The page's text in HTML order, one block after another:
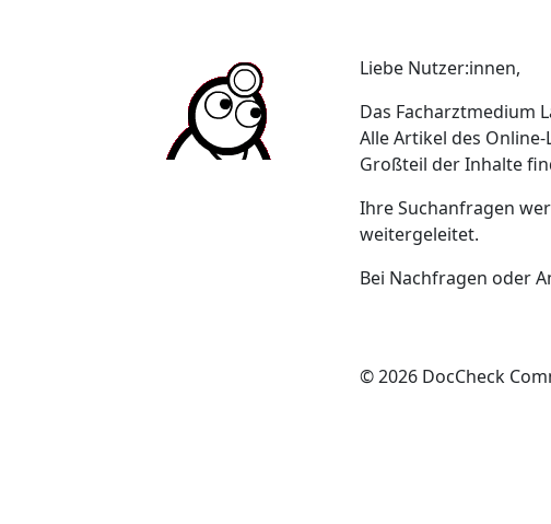
Liebe Nutzer:innen,
Das Facharztmedium
Alle Artikel des
Großteil der Inhalte
Ihre Suchanfragen
weitergeleitet.
Bei Nachfragen oder
© 2026 DocCheck